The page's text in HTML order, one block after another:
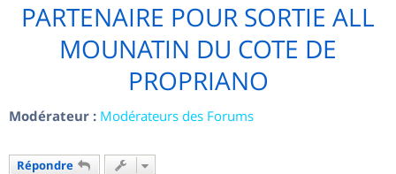
PARTENAIRE POUR SORTIE ALL
MOUNATIN DU COTE DE
PROPRIANO
Modérateur : Modérateurs des Forums
Répondre